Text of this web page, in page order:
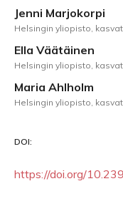
Jenni Marjokorpi
Helsingin yliopisto,
Ella Väätäinen
Helsingin yliopisto,
Maria Ahlholm
Helsingin yliopisto,
DOI:
https://doi.org/